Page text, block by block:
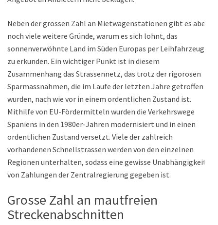
Neben der grossen Zahl an Mietwagenstationen gibt es aber
noch viele weitere Gründe, warum es sich lohnt, das
sonnenverwöhnte Land im Süden Europas per Leihfahrzeug
zu erkunden. Ein wichtiger Punkt ist in diesem
Zusammenhang das Strassennetz, das trotz der rigorosen
Sparmassnahmen, die im Laufe der letzten Jahre getroffen
wurden, nach wie vor in einem ordentlichen Zustand ist.
Mithilfe von EU-Fördermitteln wurden die Verkehrswege
Spaniens in den 1980er-Jahren modernisiert und in einen
ordentlichen Zustand versetzt. Viele der zahlreich
vorhandenen Schnellstrassen werden von den einzelnen
Regionen unterhalten, sodass eine gewisse Unabhängigkeit
von Zahlungen der Zentralregierung gegeben ist.
Grosse Zahl an mautfreien
Streckenabschnitten